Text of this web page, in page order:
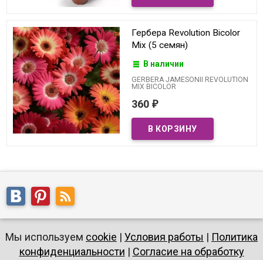
Гербера Revolution Bicolor
Mix (5 семян)
В наличии
GERBERA JAMESONII REVOLUTION
MIX BICOLOR
360 ₽
Мы используем cookie | Условия работы | Политика
конфиденциальности | Согласие на обработку